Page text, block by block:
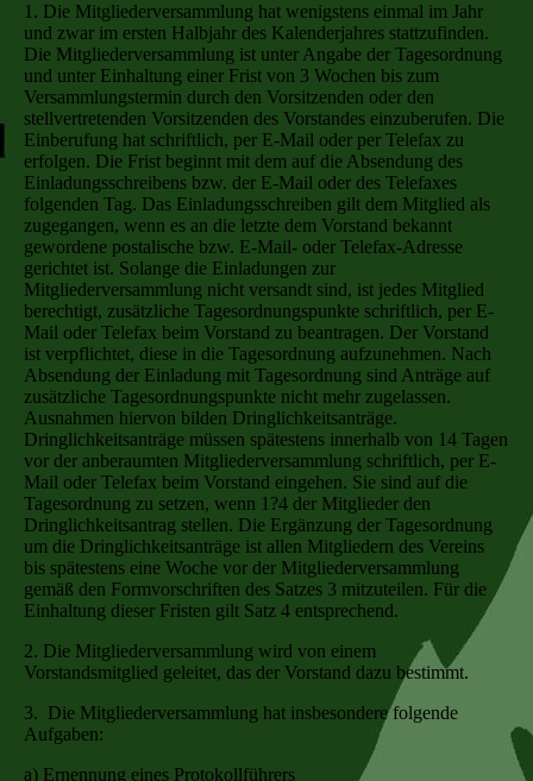
1. Die Mitgliederversammlung hat wenigstens einmal im Jahr
und zwar im ersten Halbjahr des Kalenderjahres stattzufinden.
Die Mitgliederversammlung ist unter Angabe der Tagesordnung
und unter Einhaltung einer Frist von 3 Wochen bis zum
Versammlungstermin durch den Vorsitzenden oder den
stellvertretenden Vorsitzenden des Vorstandes einzuberufen. Die
Einberufung hat schriftlich, per E-Mail oder per Telefax zu
erfolgen. Die Frist beginnt mit dem auf die Absendung des
Einladungsschreibens bzw. der E-Mail oder des Telefaxes
folgenden Tag. Das Einladungsschreiben gilt dem Mitglied als
zugegangen, wenn es an die letzte dem Vorstand bekannt
gewordene postalische bzw. E-Mail- oder Telefax-Adresse
gerichtet ist. Solange die Einladungen zur
Mitgliederversammlung nicht versandt sind, ist jedes Mitglied
berechtigt, zusätzliche Tagesordnungspunkte schriftlich, per E-
Mail oder Telefax beim Vorstand zu beantragen. Der Vorstand
ist verpflichtet, diese in die Tagesordnung aufzunehmen. Nach
Absendung der Einladung mit Tagesordnung sind Anträge auf
zusätzliche Tagesordnungspunkte nicht mehr zugelassen.
Ausnahmen hiervon bilden Dringlichkeitsanträge.
Dringlichkeitsanträge müssen spätestens innerhalb von 14 Tagen
vor der anberaumten Mitgliederversammlung schriftlich, per E-
Mail oder Telefax beim Vorstand eingehen. Sie sind auf die
Tagesordnung zu setzen, wenn 1?4 der Mitglieder den
Dringlichkeitsantrag stellen. Die Ergänzung der Tagesordnung
um die Dringlichkeitsanträge ist allen Mitgliedern des Vereins
bis spätestens eine Woche vor der Mitgliederversammlung
gemäß den Formvorschriften des Satzes 3 mitzuteilen. Für die
Einhaltung dieser Fristen gilt Satz 4 entsprechend.
2. Die Mitgliederversammlung wird von einem
Vorstandsmitglied geleitet, das der Vorstand dazu bestimmt.
3. Die Mitgliederversammlung hat insbesondere folgende
Aufgaben:
a) Ernennung eines Protokollführers